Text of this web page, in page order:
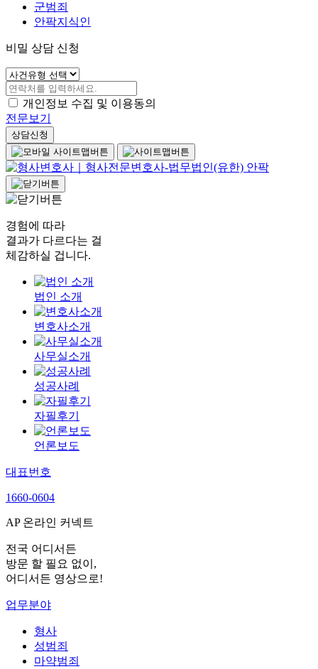
군범죄
안팍지식인
비밀 상담 신청
개인정보 수집 및 이용동의
전문보기
상담신청
경험에 따라
결과가 다르다는 걸
체감하실 겁니다.
법인 소개
변호사소개
사무실소개
성공사례
자필후기
언론보도
대표번호
1660-0604
AP 온라인 커넥트
전국 어디서든
방문 할 필요 없이,
어디서든 영상으로!
업무분야
형사
성범죄
마약범죄